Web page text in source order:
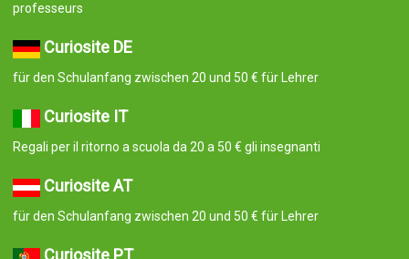
professeurs
Curiosite DE
für den Schulanfang zwischen 20 und 50 € für Lehrer
Curiosite IT
Regali per il ritorno a scuola da 20 a 50 € gli insegnanti
Curiosite AT
für den Schulanfang zwischen 20 und 50 € für Lehrer
Curiosite PT